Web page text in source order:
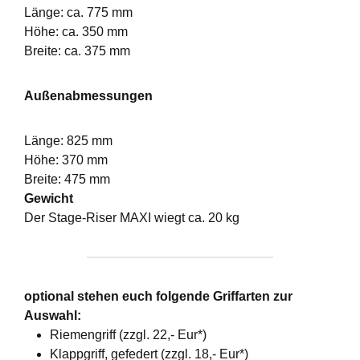
Länge: ca. 775 mm
Höhe: ca. 350 mm
Breite: ca. 375 mm
Außenabmessungen
Länge: 825 mm
Höhe: 370 mm
Breite: 475 mm
Gewicht
Der Stage-Riser MAXI wiegt ca. 20 kg
optional stehen euch folgende Griffarten zur
Auswahl:
Riemengriff (zzgl. 22,- Eur*)
Klappgriff, gefedert (zzgl. 18,- Eur*)